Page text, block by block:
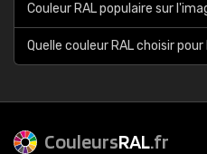
Couleur RAL populaire sur
Quelle couleur RAL choisir
CouleursRAL.fr